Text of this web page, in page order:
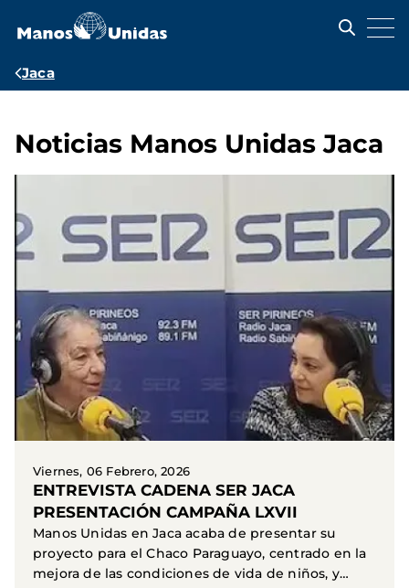
contenido
Ruta
navegación
Jaca
Noticias Manos Unidas Jaca
Viernes, 06 Febrero, 2026
ENTREVISTA CADENA SER JACA
PRESENTACIÓN CAMPAÑA LXVII
Manos Unidas en Jaca acaba de presentar su
proyecto para el Chaco Paraguayo, centrado en la
mejora de las condiciones de vida de niños, y